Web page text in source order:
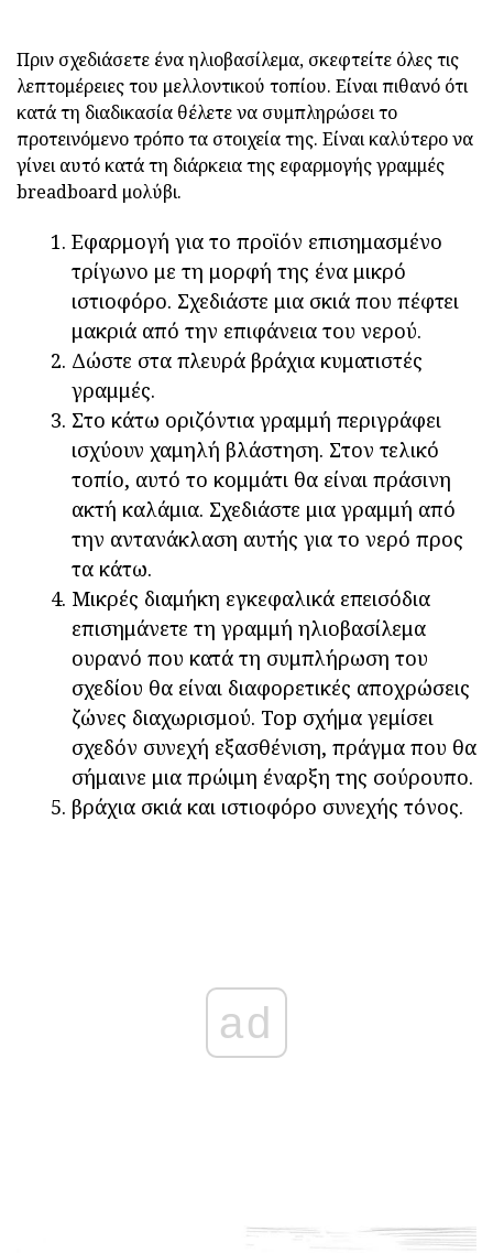
Πριν σχεδιάσετε ένα ηλιοβασίλεμα, σκεφτείτε όλες τις
λεπτομέρειες του μελλοντικού τοπίου. Είναι πιθανό ότι
κατά τη διαδικασία θέλετε να συμπληρώσει το
προτεινόμενο τρόπο τα στοιχεία της. Είναι καλύτερο να
γίνει αυτό κατά τη διάρκεια της εφαρμογής γραμμές
breadboard μολύβι.
Εφαρμογή για το προϊόν επισημασμένο
τρίγωνο με τη μορφή της ένα μικρό
ιστιοφόρο. Σχεδιάστε μια σκιά που πέφτει
μακριά από την επιφάνεια του νερού.
Δώστε στα πλευρά βράχια κυματιστές
γραμμές.
Στο κάτω οριζόντια γραμμή περιγράφει
ισχύουν χαμηλή βλάστηση. Στον τελικό
τοπίο, αυτό το κομμάτι θα είναι πράσινη
ακτή καλάμια. Σχεδιάστε μια γραμμή από
την αντανάκλαση αυτής για το νερό προς
τα κάτω.
Μικρές διαμήκη εγκεφαλικά επεισόδια
επισημάνετε τη γραμμή ηλιοβασίλεμα
ουρανό που κατά τη συμπλήρωση του
σχεδίου θα είναι διαφορετικές αποχρώσεις
ζώνες διαχωρισμού. Top σχήμα γεμίσει
σχεδόν συνεχή εξασθένιση, πράγμα που θα
σήμαινε μια πρώιμη έναρξη της σούρουπο.
βράχια σκιά και ιστιοφόρο συνεχής τόνος.
ad